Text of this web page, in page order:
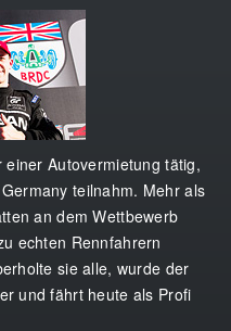
Autovermietung tätig,
teilnahm. Mehr als
an dem Wettbewerb
echten Rennfahrern
sie alle, wurde der
und fährt heute als Profi